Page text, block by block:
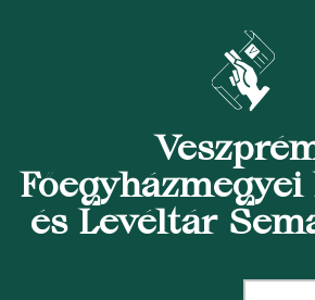
és Levéltár